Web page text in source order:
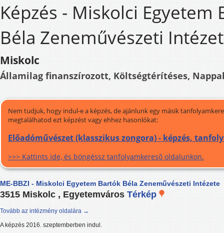
Képzés - Miskolci Egyetem
Béla Zeneművészeti
Miskolc
Államilag finanszírozott, Költségtérítéses,
Nem tudjuk, hogy indul-e a képzés, de ajánlunk egy másik
megtalálhatod ezt képzést vagy ehhez hasonlókat:
Előadóművészet (klasszikus zongora) - képzés,
>>> Kattints ide, és böngéssz tanfolyamkereső oldalunkon.
ME-BBZI - Miskolci Egyetem Bartók Béla Zeneművészeti Intézete
3515 Miskolc , Egyetemváros Térkép
Tovább az intézmény oldalára →
A képzés 2016. szeptemberben indul.